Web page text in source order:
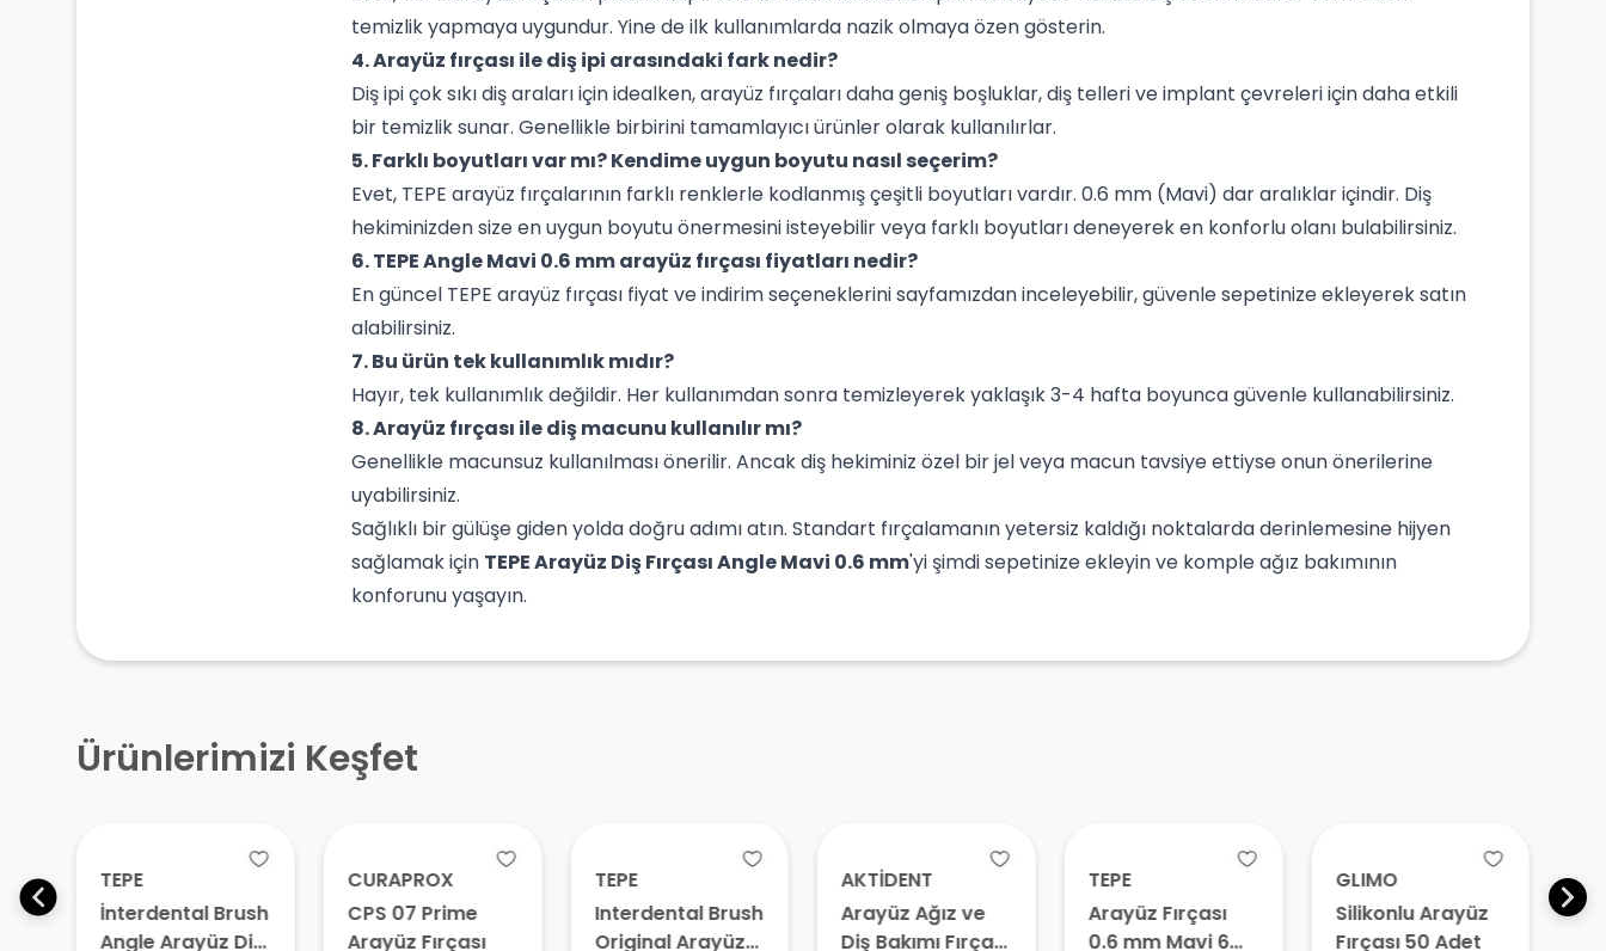
temizlik yapmaya uygundur. Yine de ilk kullanımlarda nazik olmaya özen gösterin.
4. Arayüz fırçası ile diş ipi arasındaki fark nedir?
Diş ipi çok sıkı diş araları için idealken, arayüz fırçaları daha geniş boşluklar, diş telleri ve implant çevreleri için daha etkili
bir temizlik sunar. Genellikle birbirini tamamlayıcı ürünler olarak kullanılırlar.
5. Farklı boyutları var mı? Kendime uygun boyutu nasıl seçerim?
Evet, TEPE arayüz fırçalarının farklı renklerle kodlanmış çeşitli boyutları vardır. 0.6 mm (Mavi) dar aralıklar içindir. Diş
hekiminizden size en uygun boyutu önermesini isteyebilir veya farklı boyutları deneyerek en konforlu olanı bulabilirsiniz.
6. TEPE Angle Mavi 0.6 mm arayüz fırçası fiyatları nedir?
En güncel TEPE arayüz fırçası fiyat ve indirim seçeneklerini sayfamızdan inceleyebilir, güvenle sepetinize ekleyerek satın
alabilirsiniz.
7. Bu ürün tek kullanımlık mıdır?
Hayır, tek kullanımlık değildir. Her kullanımdan sonra temizleyerek yaklaşık 3-4 hafta boyunca güvenle kullanabilirsiniz.
8. Arayüz fırçası ile diş macunu kullanılır mı?
Genellikle macunsuz kullanılması önerilir. Ancak diş hekiminiz özel bir jel veya macun tavsiye ettiyse onun önerilerine
uyabilirsiniz.
Sağlıklı bir gülüşe giden yolda doğru adımı atın. Standart fırçalamanın yetersiz kaldığı noktalarda derinlemesine hijyen
sağlamak için TEPE Arayüz Diş Fırçası Angle Mavi 0.6 mm'yi şimdi sepetinize ekleyin ve komple ağız bakımının
konforunu yaşayın.
Ürünlerimizi Keşfet
TEPE
İnterdental Brush
Angle Arayüz Diş
CURAPROX
CPS 07 Prime
Arayüz Fırçası
TEPE
Interdental Brush
Original Arayüz
AKTİDENT
Arayüz Ağız ve
Diş Bakımı Fırça
TEPE
Arayüz Fırçası
0.6 mm Mavi 6
GLIMO
Silikonlu Arayüz
Fırçası 50 Adet